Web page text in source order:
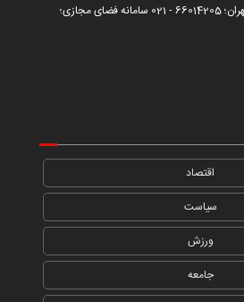
سامانه پیام گیر دفتر مرکزی تهران؛ 66014205 - 021 سامانه فضای مجازی؛
اقتصاد
سیاست
ورزش
جامعه